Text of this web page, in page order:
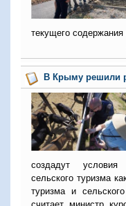
текущего содержания
В Крыму решили
создадут
сельского туризма
туризма и